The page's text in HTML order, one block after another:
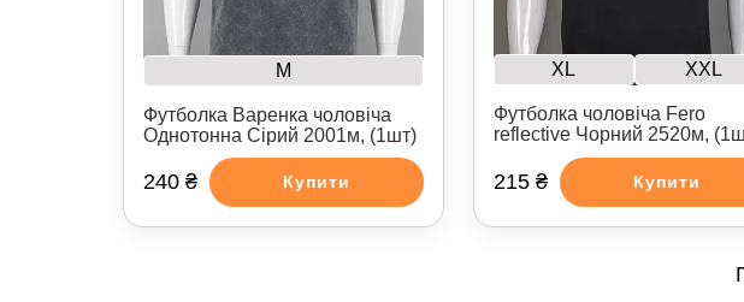
M
Футболка Варенка чоловіча
Однотонна Сірий 2001м, (1шт)
240 ₴ Купити
XL XXL
Футболка чоловіча Fero
reflective Чорний 2520м,
215 ₴ Купити